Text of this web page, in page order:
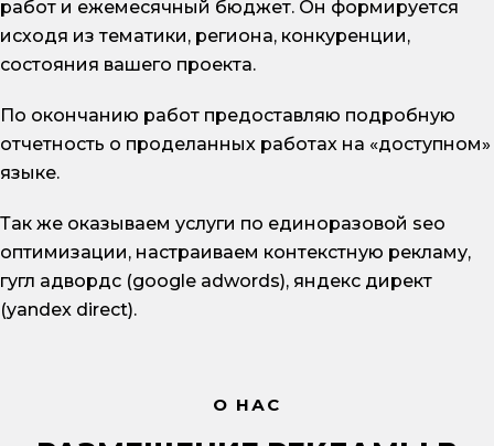
работ и ежемесячный бюджет. Он формируется
исходя из тематики, региона, конкуренции,
состояния вашего проекта.
По окончанию работ предоставляю подробную
отчетность о проделанных работах на «доступном»
языке.
Так же оказываем услуги по единоразовой seo
оптимизации, настраиваем контекстную рекламу,
гугл адвордс (google adwords), яндекс директ
(yandex direct).
О НАС